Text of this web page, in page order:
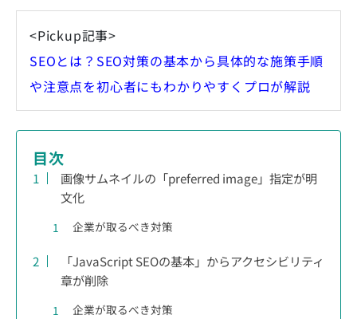
<Pickup記事>
SEOとは？SEO対策の基本から具体的な施策手順
や注意点を初心者にもわかりやすくプロが解説
目次
画像サムネイルの「preferred image」指定が明
文化
企業が取るべき対策
「JavaScript SEOの基本」からアクセシビリティ
章が削除
企業が取るべき対策